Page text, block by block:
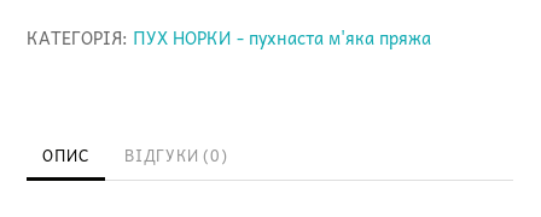
кількість
КАТЕГОРІЯ: ПУХ НОРКИ - пухнаста м'яка пряжа
ОПИС ВІДГУКИ (0)